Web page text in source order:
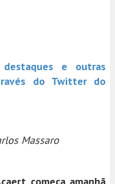
destaques e outras
do Twitter do
Massaro